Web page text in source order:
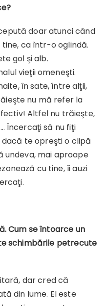
doar atunci când
ca într-o oglindă.
gol şi alb.
vieţii omeneşti.
în sate, între alţii,
nu mă refer la
Altfel nu trăieşte,
Încercaţi să nu fiţi
dacă te opreşti o clipă
undeva, mai aproape
cu tine, îi auzi
Cum se întoarce un
schimbările petrecute
dar cred că
din lume. El este